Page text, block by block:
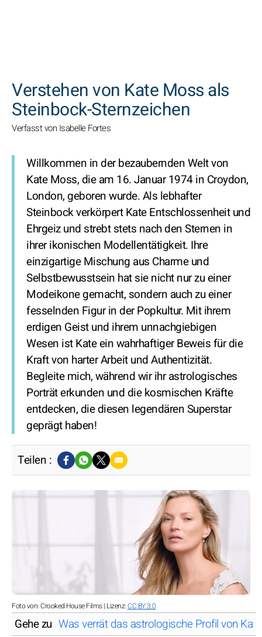
Verstehen von Kate Moss als
Steinbock-Sternzeichen
Verfasst von Isabelle Fortes
Willkommen in der bezaubernden Welt von
Kate Moss, die am 16. Januar 1974 in Croydon,
London, geboren wurde. Als lebhafter
Steinbock verkörpert Kate Entschlossenheit und
Ehrgeiz und strebt stets nach den Sternen in
ihrer ikonischen Modellentätigkeit. Ihre
einzigartige Mischung aus Charme und
Selbstbewusstsein hat sie nicht nur zu einer
Modeikone gemacht, sondern auch zu einer
fesselnden Figur in der Popkultur. Mit ihrem
erdigen Geist und ihrem unnachgiebigen
Wesen ist Kate ein wahrhaftiger Beweis für die
Kraft von harter Arbeit und Authentizität.
Begleite mich, während wir ihr astrologisches
Porträt erkunden und die kosmischen Kräfte
entdecken, die diesen legendären Superstar
geprägt haben!
Teilen :
Foto von: Crooked House Films | Lizenz:CC BY 3.0
Gehe zu Was verrät das astrologische Profil von